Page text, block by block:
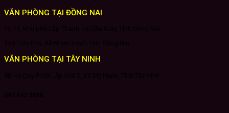
VĂN PHÒNG TẠI ĐỒNG NAI
VĂN PHÒNG TẠI TÂY NINH